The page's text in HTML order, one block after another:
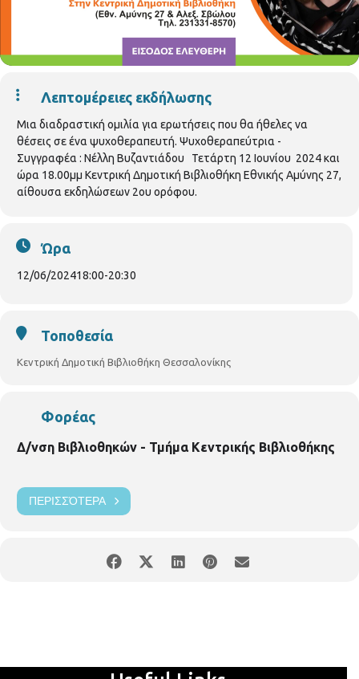
Λεπτομέρειες εκδήλωσης
Μια διαδραστική ομιλία για ερωτήσεις που θα ήθελες να
θέσεις σε ένα ψυχοθεραπευτή. Ψυχοθεραπεύτρια -
Συγγραφέα : Νέλλη Βυζαντιάδου Τετάρτη 12 Ιουνίου 2024 και
ώρα 18.00μμ Κεντρική Δημοτική Βιβλιοθήκη Εθνικής Αμύνης 27,
αίθουσα εκδηλώσεων 2ου ορόφου.
Ώρα
12/06/202418:00-20:30
Τοποθεσία
Κεντρική Δημοτική Βιβλιοθήκη Θεσσαλονίκης
Φορέας
Δ/νση Βιβλιοθηκών - Τμήμα Κεντρικής Βιβλιοθήκης
ΠΕΡΙΣΣΌΤΕΡΑ